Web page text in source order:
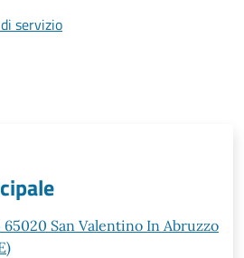
servizio
65020 San Valentino In Abruzzo